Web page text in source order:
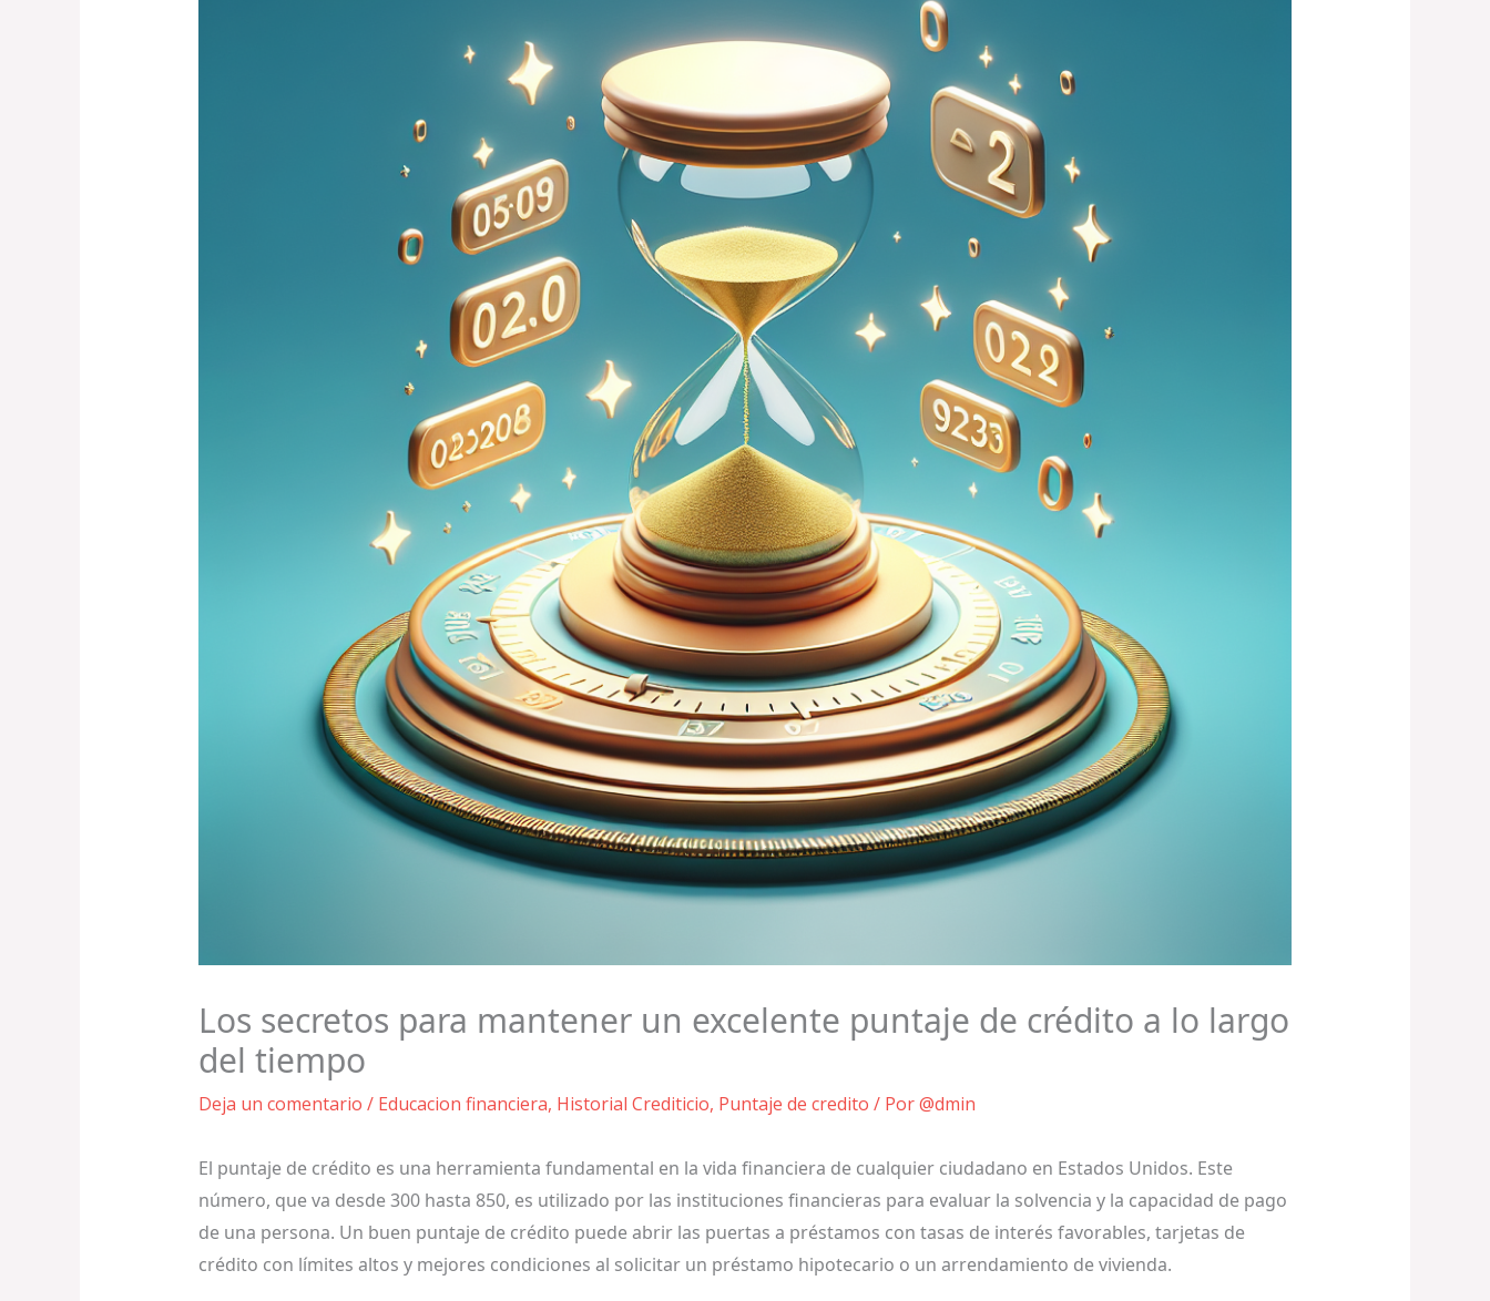
Los secretos para mantener un excelente puntaje de crédito a lo largo
del tiempo
Deja un comentario / Educacion financiera, Historial Crediticio, Puntaje de credito / Por@dmin
El puntaje de crédito es una herramienta fundamental en la vida financiera de cualquier ciudadano en Estados Unidos. Este
número, que va desde 300 hasta 850, es utilizado por las instituciones financieras para evaluar la solvencia y la capacidad de pago
de una persona. Un buen puntaje de crédito puede abrir las puertas a préstamos con tasas de interés favorables, tarjetas de
crédito con límites altos y mejores condiciones al solicitar un préstamo hipotecario o un arrendamiento de vivienda.